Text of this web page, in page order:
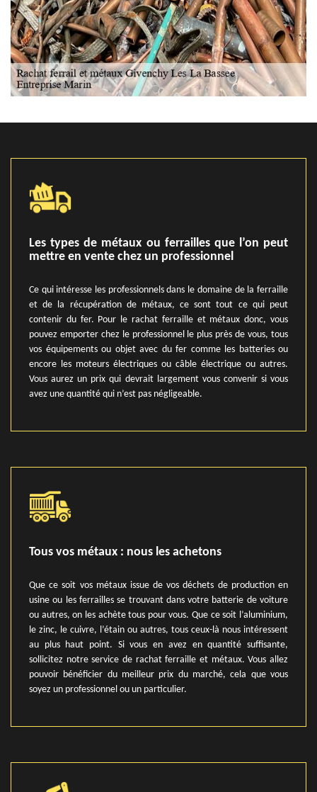
Les types de métaux ou ferrailles que l’on peut
mettre en vente chez un professionnel
Ce qui intéresse les professionnels dans le domaine de la ferraille
et de la récupération de métaux, ce sont tout ce qui peut
contenir du fer. Pour le rachat ferraille et métaux donc, vous
pouvez emporter chez le professionnel le plus près de vous, tous
vos équipements ou objet avec du fer comme les batteries ou
encore les moteurs électriques ou câble électrique ou autres.
Vous aurez un prix qui devrait largement vous convenir si vous
avez une quantité qui n’est pas négligeable.
Tous vos métaux : nous les achetons
Que ce soit vos métaux issue de vos déchets de production en
usine ou les ferrailles se trouvant dans votre batterie de voiture
ou autres, on les achète tous pour vous. Que ce soit l’aluminium,
le zinc, le cuivre, l’étain ou autres, tous ceux-là nous intéressent
au plus haut point. Si vous en avez en quantité suffisante,
sollicitez notre service de rachat ferraille et métaux. Vous allez
pouvoir bénéficier du meilleur prix du marché, cela que vous
soyez un professionnel ou un particulier.